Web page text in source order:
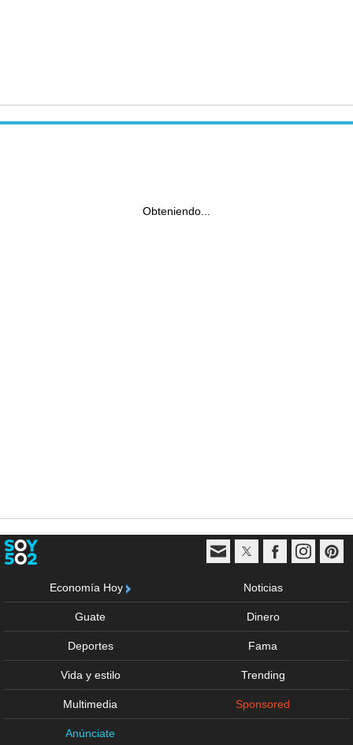
Obteniendo...
Economía Hoy Noticias
Guate Dinero
Deportes Fama
Vida y estilo Trending
Multimedia Sponsored
Anúnciate